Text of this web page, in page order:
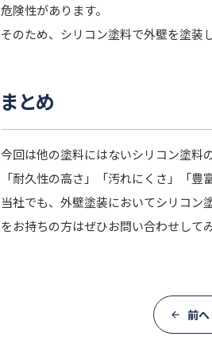
危険性があります。
そのため、シリコン塗料で外壁を塗装
まとめ
今回は他の塗料にはないシリコン塗料
「耐久性の高さ」「汚れにくさ」「
当社でも、外壁塗装においてシリコン
をお持ちの方はぜひお問い合わせして
前へ